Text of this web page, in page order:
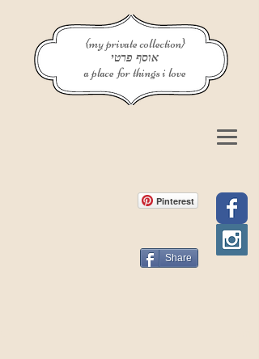
{my private collection}
אוסף פרטי
a place for things i love
Pinterest
Share